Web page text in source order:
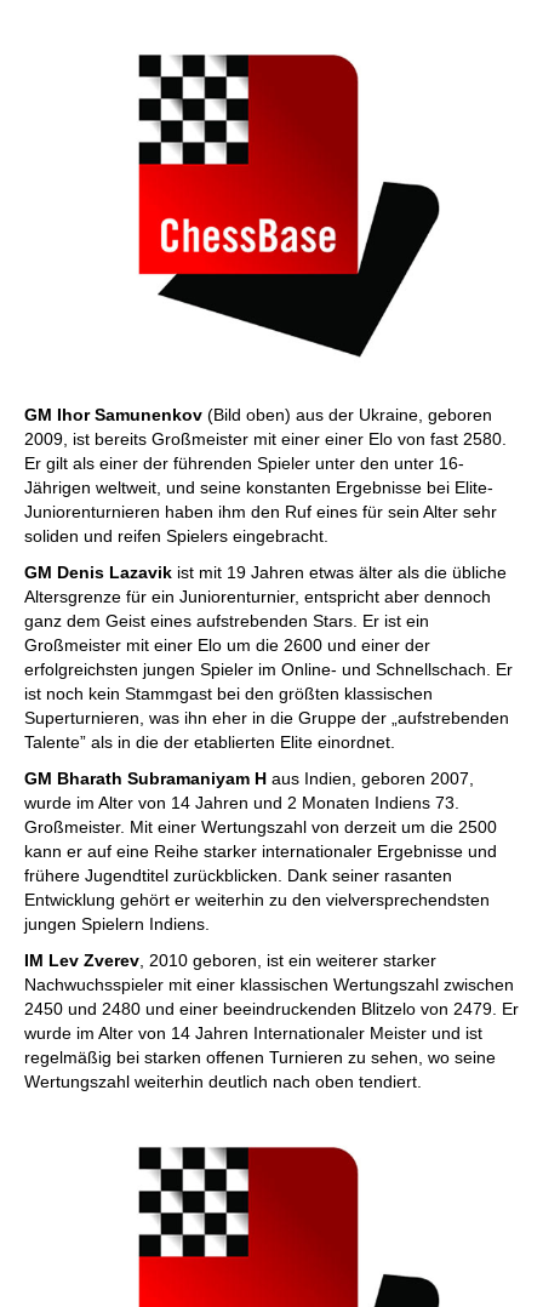
GM Ihor Samunenkov (Bild oben) aus der Ukraine, geboren
2009, ist bereits Großmeister mit einer einer Elo von fast 2580.
Er gilt als einer der führenden Spieler unter den unter 16-
Jährigen weltweit, und seine konstanten Ergebnisse bei Elite-
Juniorenturnieren haben ihm den Ruf eines für sein Alter sehr
soliden und reifen Spielers eingebracht.
GM Denis Lazavik ist mit 19 Jahren etwas älter als die übliche
Altersgrenze für ein Juniorenturnier, entspricht aber dennoch
ganz dem Geist eines aufstrebenden Stars. Er ist ein
Großmeister mit einer Elo um die 2600 und einer der
erfolgreichsten jungen Spieler im Online- und Schnellschach. Er
ist noch kein Stammgast bei den größten klassischen
Superturnieren, was ihn eher in die Gruppe der „aufstrebenden
Talente” als in die der etablierten Elite einordnet.
GM Bharath Subramaniyam H aus Indien, geboren 2007,
wurde im Alter von 14 Jahren und 2 Monaten Indiens 73.
Großmeister. Mit einer Wertungszahl von derzeit um die 2500
kann er auf eine Reihe starker internationaler Ergebnisse und
frühere Jugendtitel zurückblicken. Dank seiner rasanten
Entwicklung gehört er weiterhin zu den vielversprechendsten
jungen Spielern Indiens.
IM Lev Zverev , 2010 geboren, ist ein weiterer starker
Nachwuchsspieler mit einer klassischen Wertungszahl zwischen
2450 und 2480 und einer beeindruckenden Blitzelo von 2479. Er
wurde im Alter von 14 Jahren Internationaler Meister und ist
regelmäßig bei starken offenen Turnieren zu sehen, wo seine
Wertungszahl weiterhin deutlich nach oben tendiert.